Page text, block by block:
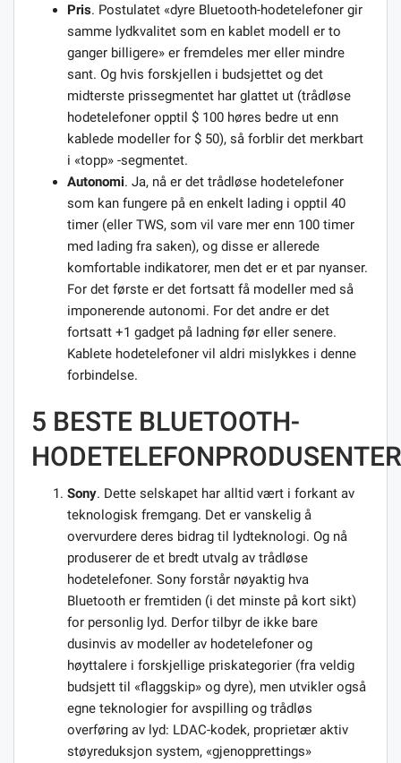
Pris. Postulatet «dyre Bluetooth-hodetelefoner gir
samme lydkvalitet som en kablet modell er to
ganger billigere» er fremdeles mer eller mindre
sant. Og hvis forskjellen i budsjettet og det
midterste prissegmentet har glattet ut (trådløse
hodetelefoner opptil $ 100 høres bedre ut enn
kablede modeller for $ 50), så forblir det merkbart
i «topp» -segmentet.
Autonomi. Ja, nå er det trådløse hodetelefoner
som kan fungere på en enkelt lading i opptil 40
timer (eller TWS, som vil vare mer enn 100 timer
med lading fra saken), og disse er allerede
komfortable indikatorer, men det er et par nyanser.
For det første er det fortsatt få modeller med så
imponerende autonomi. For det andre er det
fortsatt +1 gadget på ladning før eller senere.
Kablete hodetelefoner vil aldri mislykkes i denne
forbindelse.
5 BESTE BLUETOOTH-
HODETELEFONPRODUSENTER
Sony. Dette selskapet har alltid vært i forkant av
teknologisk fremgang. Det er vanskelig å
overvurdere deres bidrag til lydteknologi. Og nå
produserer de et bredt utvalg av trådløse
hodetelefoner. Sony forstår nøyaktig hva
Bluetooth er fremtiden (i det minste på kort sikt)
for personlig lyd. Derfor tilbyr de ikke bare
dusinvis av modeller av hodetelefoner og
høyttalere i forskjellige priskategorier (fra veldig
budsjett til «flaggskip» og dyre), men utvikler også
egne teknologier for avspilling og trådløs
overføring av lyd: LDAC-kodek, proprietær aktiv
støyreduksjon system, «gjenopprettings»